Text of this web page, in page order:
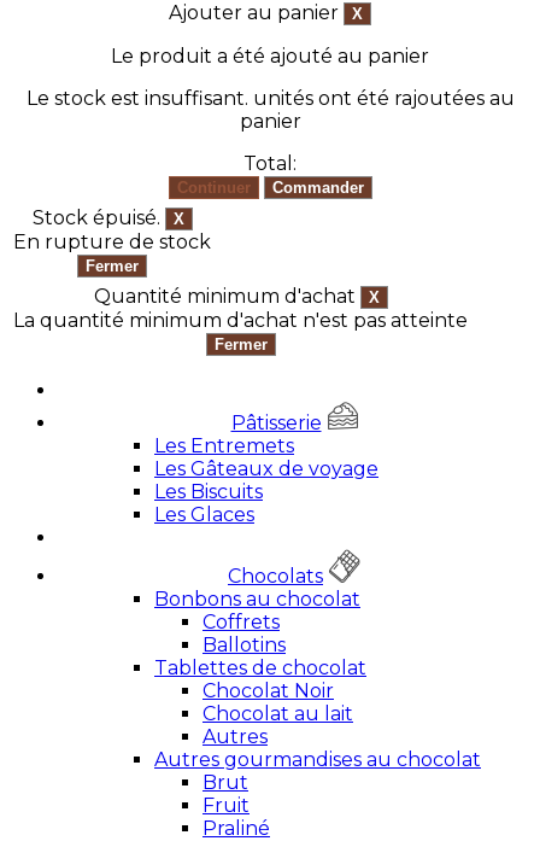
Ajouter au panier
Le produit a été ajouté au panier
Le stock est insuffisant. unités ont été rajoutées au
panier
Total:
Stock épuisé.
En rupture de stock
Quantité minimum d'achat
La quantité minimum d'achat n'est pas atteinte
Pâtisserie
Les Entremets
Les Gâteaux de voyage
Les Biscuits
Les Glaces
Chocolats
Bonbons au chocolat
Coffrets
Ballotins
Tablettes de chocolat
Chocolat Noir
Chocolat au lait
Autres
Autres gourmandises au chocolat
Brut
Fruit
Praliné